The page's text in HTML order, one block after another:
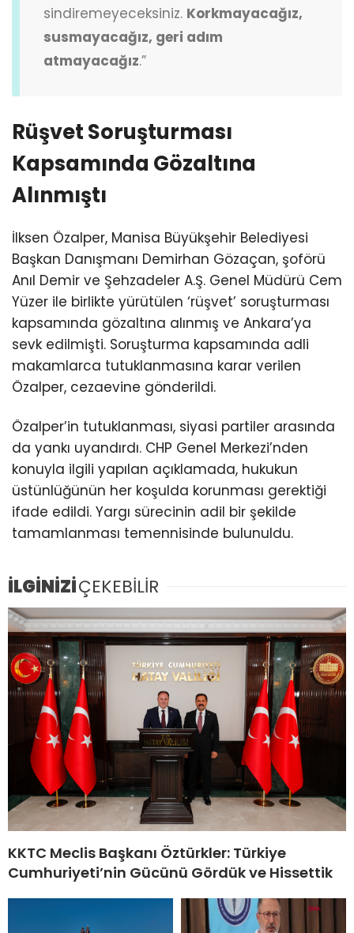
sindiremeyeceksiniz. Korkmayacağız,
susmayacağız, geri adım
atmayacağız.”
Rüşvet Soruşturması
Kapsamında Gözaltına
Alınmıştı
İlksen Özalper, Manisa Büyükşehir Belediyesi
Başkan Danışmanı Demirhan Gözaçan, şoförü
Anıl Demir ve Şehzadeler A.Ş. Genel Müdürü Cem
Yüzer ile birlikte yürütülen ‘rüşvet’ soruşturması
kapsamında gözaltına alınmış ve Ankara’ya
sevk edilmişti. Soruşturma kapsamında adli
makamlarca tutuklanmasına karar verilen
Özalper, cezaevine gönderildi.
Özalper’in tutuklanması, siyasi partiler arasında
da yankı uyandırdı. CHP Genel Merkezi’nden
konuyla ilgili yapılan açıklamada, hukukun
üstünlüğünün her koşulda korunması gerektiği
ifade edildi. Yargı sürecinin adil bir şekilde
tamamlanması temennisinde bulunuldu.
İLGİNİZİÇEKEBİLİR
KKTC Meclis Başkanı Öztürkler: Türkiye
Cumhuriyeti’nin Gücünü Gördük ve Hissettik